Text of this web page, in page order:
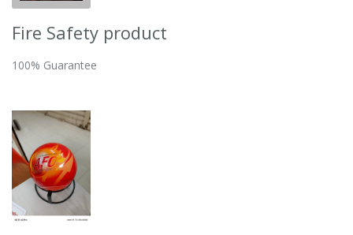
Fire Safety product
100% Guarantee